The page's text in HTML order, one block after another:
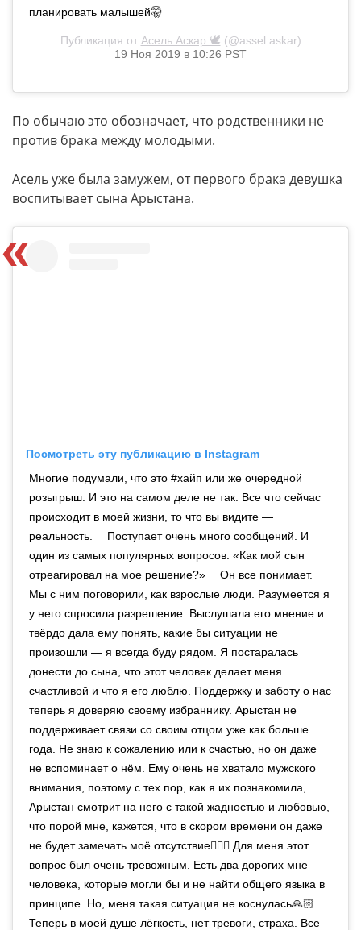
планировать малышей🤫
Публикация от Асель Аскар 🕊 (@assel.askar)
19 Ноя 2019 в 10:26 PST
По обычаю это обозначает, что родственники не
против брака между молодыми.
Асель уже была замужем, от первого брака девушка
воспитывает сына Арыстана.
Посмотреть эту публикацию в Instagram
Многие подумали, что это #хайп или же очередной
розыгрыш. И это на самом деле не так. Все что сейчас
происходит в моей жизни, то что вы видите —
реальность. ⠀ Поступает очень много сообщений. И
один из самых популярных вопросов: «Как мой сын
отреагировал на мое решение?» ⠀ Он все понимает.
Мы с ним поговорили, как взрослые люди. Разумеется я
у него спросила разрешение. Выслушала его мнение и
твёрдо дала ему понять, какие бы ситуации не
произошли — я всегда буду рядом. Я постаралась
донести до сына, что этот человек делает меня
счастливой и что я его люблю. Поддержку и заботу о нас
теперь я доверяю своему избраннику. Арыстан не
поддерживает связи со своим отцом уже как больше
года. Не знаю к сожалению или к счастью, но он даже
не вспоминает о нём. Ему очень не хватало мужского
внимания, поэтому с тех пор, как я их познакомила,
Арыстан смотрит на него с такой жадностью и любовью,
что порой мне, кажется, что в скором времени он даже
не будет замечать моё отсутствие🤷🏼‍♀ Для меня этот
вопрос был очень тревожным. Есть два дорогих мне
человека, которые могли бы и не найти общего языка в
принципе. Но, меня такая ситуация не коснулась🙏🏻
Теперь в моей душе лёгкость, нет тревоги, страха. Все